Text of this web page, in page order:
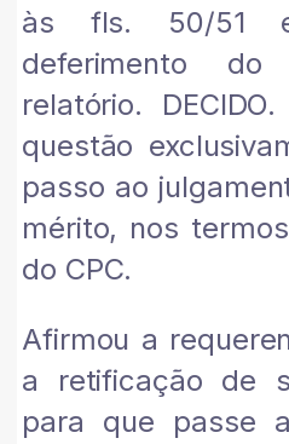
às fls. 50/51
deferimento
relatório.
questão
passo ao
mérito, nos
do CPC.
Afirmou a
a retificação de
para que passe